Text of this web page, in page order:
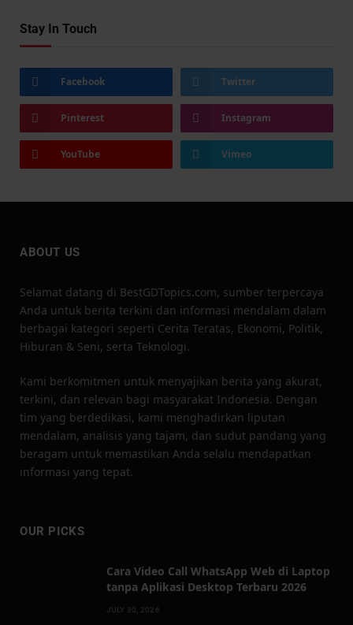
Stay In Touch
Facebook Twitter
Pinterest Instagram
YouTube Vimeo
ABOUT US
Selamat datang di BestGDTopics.com, sumber terpercaya
Anda untuk berita terkini dan informasi mendalam dalam
berbagai kategori seperti Cerita Teratas, Ekonomi, Politik,
Hiburan & Seni, serta Teknologi.
Kami berkomitmen untuk menyajikan berita yang akurat,
terkini, dan relevan bagi masyarakat Indonesia. Dengan
tim yang berdedikasi, kami menghadirkan liputan
mendalam, analisis yang tajam, dan sudut pandang yang
beragam untuk memastikan Anda selalu mendapatkan
informasi yang tepat.
OUR PICKS
Cara Video Call WhatsApp Web di Laptop
tanpa Aplikasi Desktop Terbaru 2026
JULY 30, 2026